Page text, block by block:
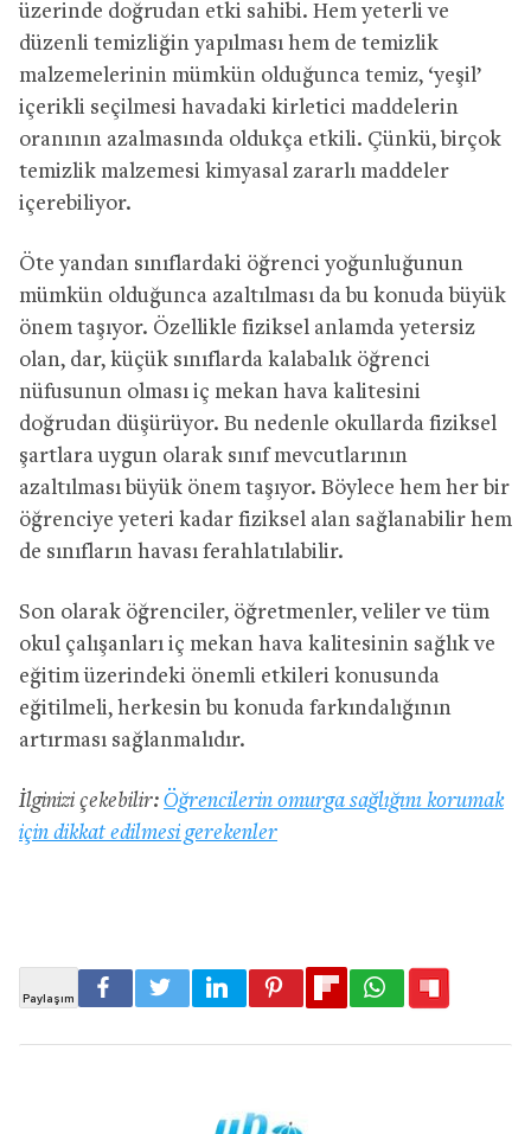
üzerinde doğrudan etki sahibi. Hem yeterli ve
düzenli temizliğin yapılması hem de temizlik
malzemelerinin mümkün olduğunca temiz, ‘yeşil’
içerikli seçilmesi havadaki kirletici maddelerin
oranının azalmasında oldukça etkili. Çünkü, birçok
temizlik malzemesi kimyasal zararlı maddeler
içerebiliyor.
Öte yandan sınıflardaki öğrenci yoğunluğunun
mümkün olduğunca azaltılması da bu konuda büyük
önem taşıyor. Özellikle fiziksel anlamda yetersiz
olan, dar, küçük sınıflarda kalabalık öğrenci
nüfusunun olması iç mekan hava kalitesini
doğrudan düşürüyor. Bu nedenle okullarda fiziksel
şartlara uygun olarak sınıf mevcutlarının
azaltılması büyük önem taşıyor. Böylece hem her bir
öğrenciye yeteri kadar fiziksel alan sağlanabilir hem
de sınıfların havası ferahlatılabilir.
Son olarak öğrenciler, öğretmenler, veliler ve tüm
okul çalışanları iç mekan hava kalitesinin sağlık ve
eğitim üzerindeki önemli etkileri konusunda
eğitilmeli, herkesin bu konuda farkındalığının
artırması sağlanmalıdır.
İlginizi çekebilir: Öğrencilerin omurga sağlığını korumak
için dikkat edilmesi gerekenler